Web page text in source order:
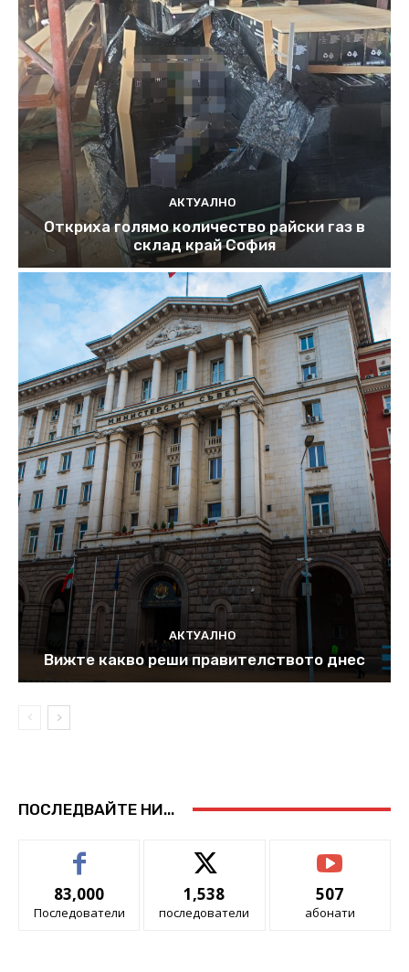
АКТУАЛНО
Откриха голямо количество райски газ в
склад край София
АКТУАЛНО
Вижте какво реши правителството днес
ПОСЛЕДВАЙТЕ НИ...
83,000
Последователи
1,538
последователи
507
абонати